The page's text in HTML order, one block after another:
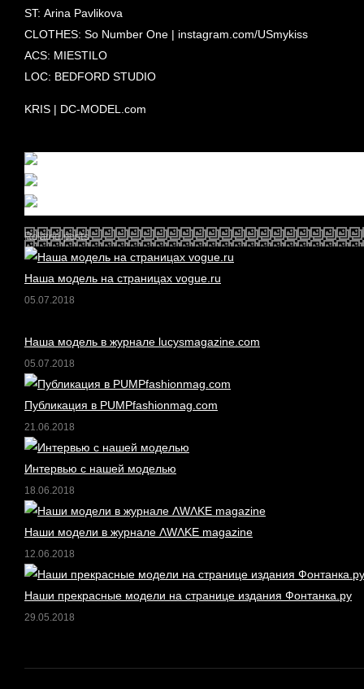
ST: Arina Pavlikova
CLOTHES: So Number One | instagram.com/USmykiss
ACS: MIESTILO
LOC: BEDFORD STUDIO
KRIS | DC-MODEL.com
Related posts
Наша модель на страницах vogue.ru
05.07.2018
Наша модель в журнале lucysmagazine.com
05.07.2018
Публикация в PUMPfashionmag.com
21.06.2018
Интервью с нашей моделью
18.06.2018
Наши модели в журнале ΛWΛKE magazine
12.06.2018
Наши прекрасные модели на странице издания Фонтанка.ру
29.05.2018